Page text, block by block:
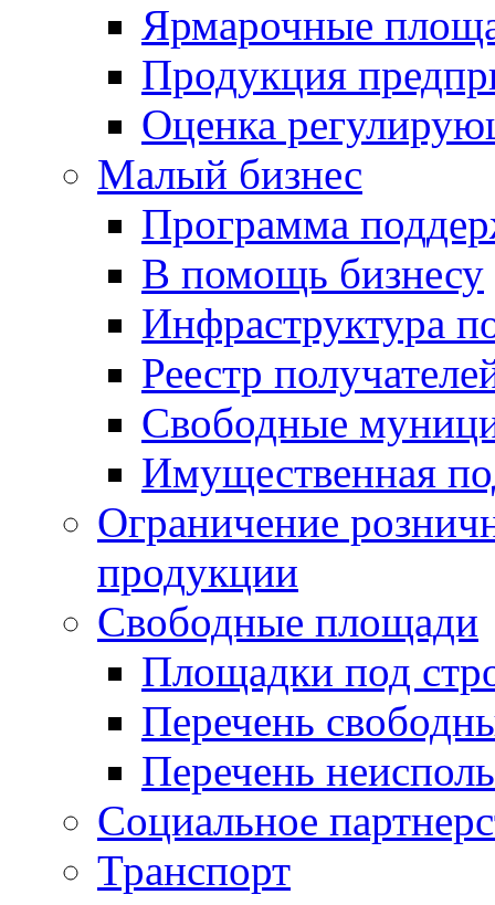
Ярмарочные
Продукция
Оценка
Малый бизнес
Программа
В помощь бизнесу
Инфраструктура
Реестр
Свободные
Имущественная
Ограничение
продукции
Свободные площади
Площадки под
Перечень
Перечень
Социальное
Транспорт